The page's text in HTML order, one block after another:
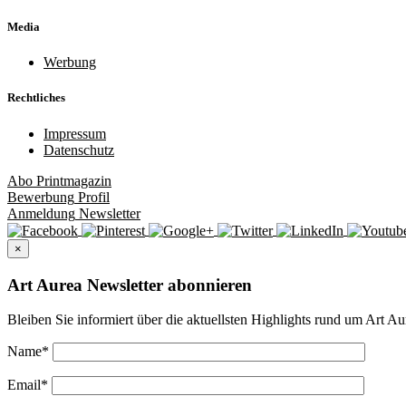
Media
Werbung
Rechtliches
Impressum
Datenschutz
Abo Printmagazin
Bewerbung Profil
Anmeldung Newsletter
×
Art Aurea Newsletter abonnieren
Bleiben Sie informiert über die aktuellsten Highlights rund um Art
Name*
Email*